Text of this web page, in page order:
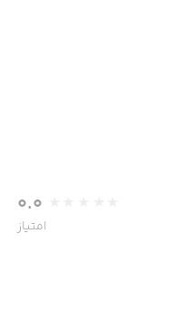
0.0
امتیاز